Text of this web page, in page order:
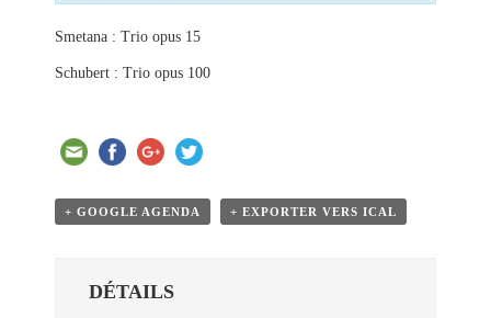
Smetana : Trio opus 15
Schubert : Trio opus 100
+ GOOGLE AGENDA + EXPORTER VERS ICAL
DÉTAILS